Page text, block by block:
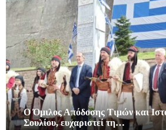
Ο Όμιλος Απόδοσης Τιμών και
Σουλίου, ευχαριστεί τη…